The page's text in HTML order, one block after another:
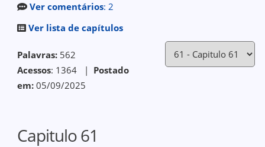
Ver comentários: 2
Ver lista de capítulos
Palavras: 562
Acessos: 1364 | Postado
em: 05/09/2025
Capitulo 61